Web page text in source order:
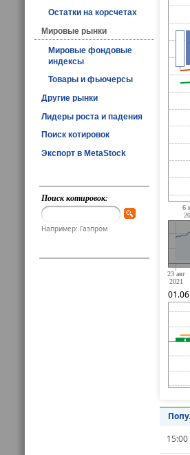
Остатки на корсчетах
Мировые рынки
Мировые фондовые
индексы
Товары и фьючерсы
Другие рынки
Лидеры роста и падения
Поиск котировок
Экспорт в MetaStock
Поиск котировок:
Например: Газпром
15:00